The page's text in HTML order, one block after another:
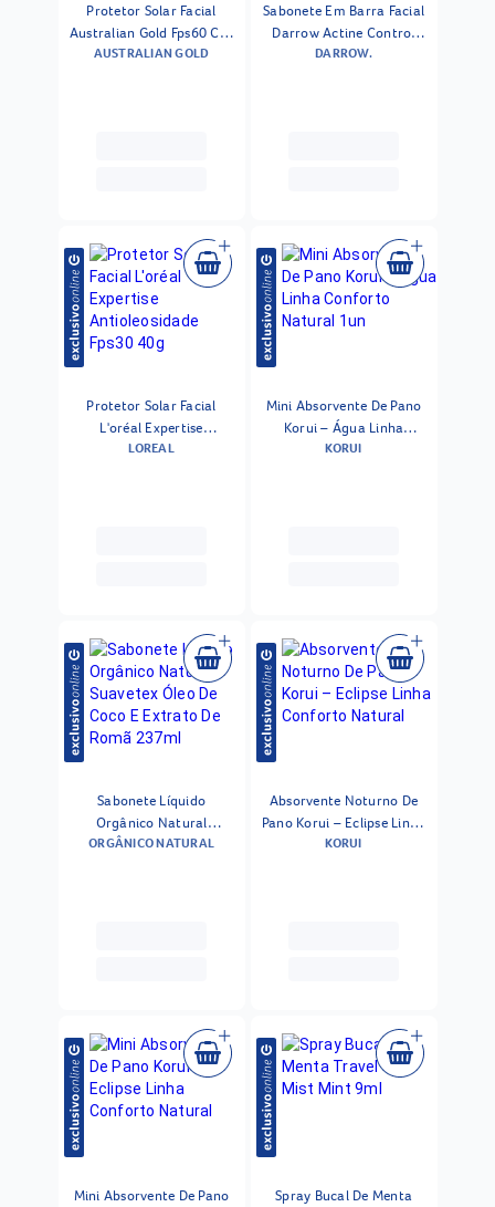
Protetor Solar Facial
Australian Gold Fps60 Cor
03 40g
AUSTRALIAN GOLD
Sabonete Em Barra Facial
Darrow Actine Control
70g
DARROW.
Protetor Solar Facial
L'oréal Expertise
Antioleosidade Fps30 40g
LOREAL
Mini Absorvente De Pano
Korui – Água Linha
Conforto Natural 1un
KORUI
Sabonete Líquido
Orgânico Natural
Suavetex Óleo De Coco E
ORGÂNICO NATURAL
Absorvente Noturno De
Pano Korui – Eclipse Linha
Conforto Natural
KORUI
Mini Absorvente De Pano
Spray Bucal De Menta